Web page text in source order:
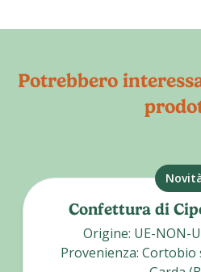
Potrebbero
Confettura di
Origine: UE-NON-
Provenienza: Cortobio